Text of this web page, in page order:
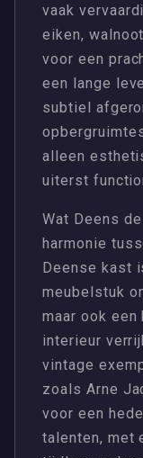
vaak
eiken,
voor een
een lange
subtiel
alleen
uiterst
Wat Deens
harmonie
Deense kast
meubelstuk
maar ook
interieur
vintage
zoals Arne
voor een
talenten, met